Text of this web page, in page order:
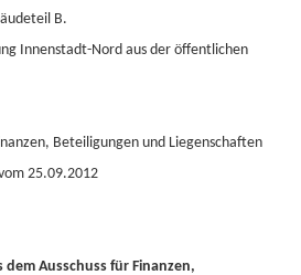
B.
Innenstadt-Nord aus der öffentlichen
Beteiligungen und Liegenschaften
25.09.2012
dem Ausschuss für Finanzen,